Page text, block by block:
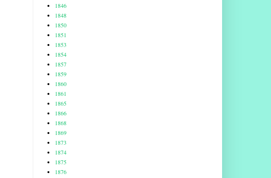
1846
1848
1850
1851
1853
1854
1857
1859
1860
1861
1865
1866
1868
1869
1873
1874
1875
1876